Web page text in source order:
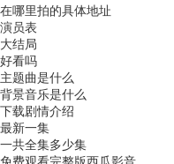
哪里拍的具体地址
员表
结局
看吗
题曲是什么
景音乐是什么
载剧情介绍
新一集
共全集多少集
费观看完整版西瓜影音